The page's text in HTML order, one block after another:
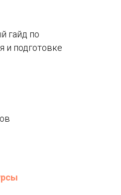
гайд по
и подготовке